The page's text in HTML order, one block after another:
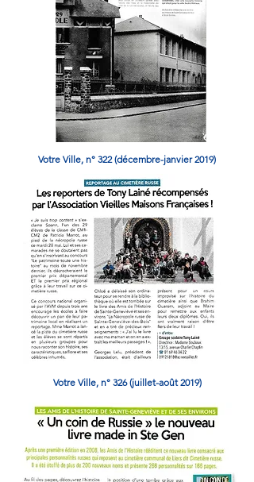
Votre Ville, n° 322 (décembre-janvier 2019)
Votre Ville, n° 326 (juillet-août2019)